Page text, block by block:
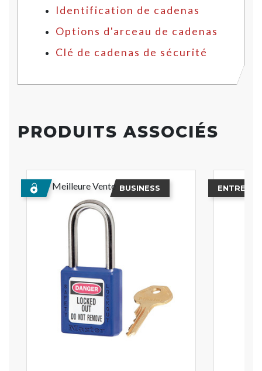
Identification de cadenas
Options d'arceau de cadenas
Clé de cadenas de sécurité
PRODUITS ASSOCIÉS
Meilleure Vente BUSINESS